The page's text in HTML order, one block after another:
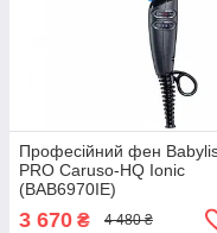
Професійний фен
PRO Caruso-HQ Ionic
(BAB6970IE)
3 670 ₴ 4 480 ₴